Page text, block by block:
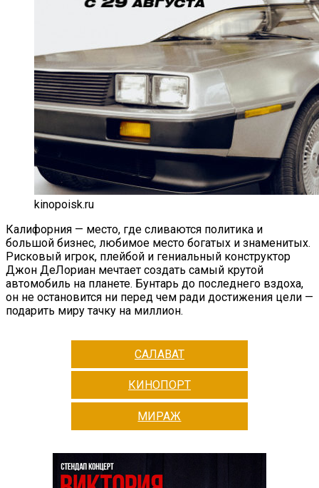
kinopoisk.ru
Калифорния — место, где сливаются политика и
большой бизнес, любимое место богатых и знаменитых.
Рисковый игрок, плейбой и гениальный конструктор
Джон ДеЛориан мечтает создать самый крутой
автомобиль на планете. Бунтарь до последнего вздоха,
он не остановится ни перед чем ради достижения цели —
подарить миру тачку на миллион.
САЛАВАТ
КИНОПОРТ
МИРАЖ